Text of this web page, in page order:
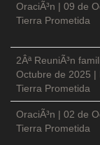
OraciÃ³n | 09 de
Tierra Prometida
2Âª ReuniÃ³n
Octubre de 2025 |
Tierra Prometida
OraciÃ³n | 02 de
Tierra Prometida